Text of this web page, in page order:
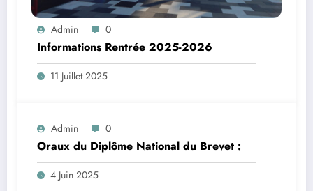
Admin 0
Informations Rentrée 2025-2026
11 Juillet 2025
Admin 0
Oraux du Diplôme National du Brevet :
4 Juin 2025